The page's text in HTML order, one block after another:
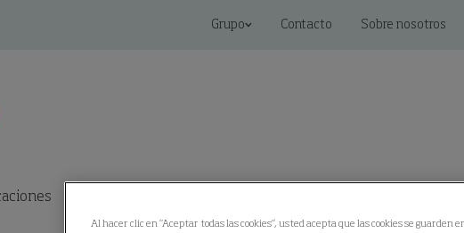
Grupo Contacto Sobre nosotros
Al hacer clic en “Aceptar todas las cookies”, usted acepta que las cookies se guarden